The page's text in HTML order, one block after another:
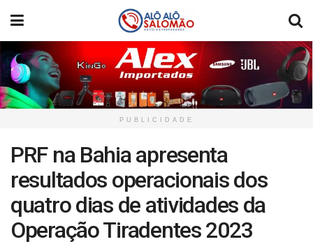
PUBLICIDADE
PRF na Bahia apresenta
resultados operacionais dos
quatro dias de atividades da
Operação Tiradentes 2023